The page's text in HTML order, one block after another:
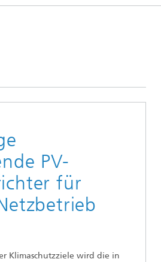
PV-
für
Klimaschutzziele wird die in